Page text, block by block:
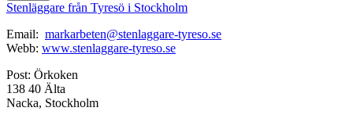
Stenläggare från Tyresö i Stockholm
Email: markarbeten@stenlaggare-tyreso.se
Webb: www.stenlaggare-tyreso.se
Post: Örkoken
138 40 Älta
Nacka, Stockholm